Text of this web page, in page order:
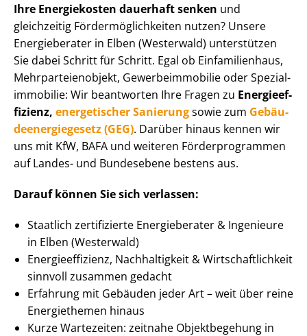
Ihre Energiekosten dauerhaft senken und
gleichzeitig För­der­mög­lich­kei­ten nutzen? Unsere
Energieberater in Elben (Westerwald) unterstützen
Sie dabei Schritt für Schritt. Egal ob Einfamilienhaus,
Mehr­par­tei­en­ob­jekt, Ge­wer­be­im­mo­bi­lie oder Spe­zi­al­
im­mo­bi­lie: Wir beantworten Ihre Fragen zu En­er­gie­ef­
fi­zi­enz, energetischer Sanierungsowie zum Ge­bäu­
de­en­er­gie­ge­setz (GEG). Darüber hinaus kennen wir
uns mit KfW, BAFA und weiteren För­der­pro­gram­men
auf Landes- und Bundesebene bestens aus.
Darauf können Sie sich verlassen:
Staatlich zertifizierte Energieberater & Ingenieure
in Elben (Westerwald)
En­er­gie­ef­fi­zi­enz, Nachhaltigkeit & Wirt­schaft­lich­keit
sinnvoll zusammen gedacht
Erfahrung mit Gebäuden jeder Art – weit über reine
Energiethemen hinaus
Kurze Wartezeiten: zeitnahe Objektbegehung in